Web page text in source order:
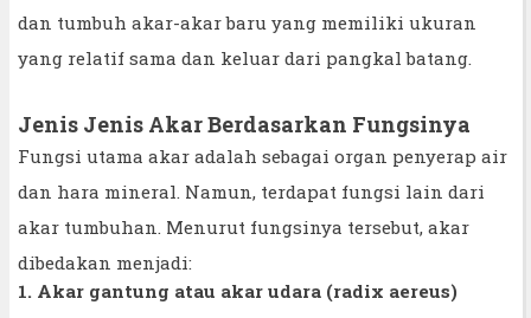
dan tumbuh akar-akar baru yang memiliki ukuran
yang relatif sama dan keluar dari pangkal batang.
Jenis Jenis Akar Berdasarkan Fungsinya
Fungsi utama akar adalah sebagai organ penyerap air
dan hara mineral. Namun, terdapat fungsi lain dari
akar tumbuhan. Menurut fungsinya tersebut, akar
dibedakan menjadi:
1. Akar gantung atau akar udara (radix aereus)